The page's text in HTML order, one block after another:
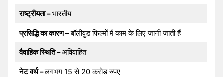
राष्ट्रीयता –भारतीय
प्रसिद्धि का कारण –बॉलीवुड फिल्मों में काम के लिए जानी जाती हैं
वैवाहिक स्थिति –अविवाहित
नेट वर्थ –लगभग 15 से 20 करोड रुपए